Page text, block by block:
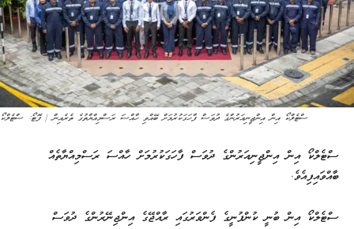
ސްޓެލްކޯ އިން އިންޖީނިއަރުންގެ ދުވަސް ފާހަގަކުރުމަށް ބޭއްވި ހާއްސަ ރަސްމިއްޔާތުގެ ތެރެއިން | ފޮޓޯ: ސްޓެލްކޯ
ސްޓެލްކޯ އިން އިންޖީނިއަރުންގެ ދުވަސް ފާހަގަކުރުމަށް ހާއްސަ ރަސްމިއްޔާތެއް
ބާއްވައިފިއެވެ.
ސްޓެލްކޯ އިން ބުނީ ކުންފުނީގެ ފެންވަރުގައި ރާއްޖޭގެ އިންޖިނޭރުންގެ ދުވަސް